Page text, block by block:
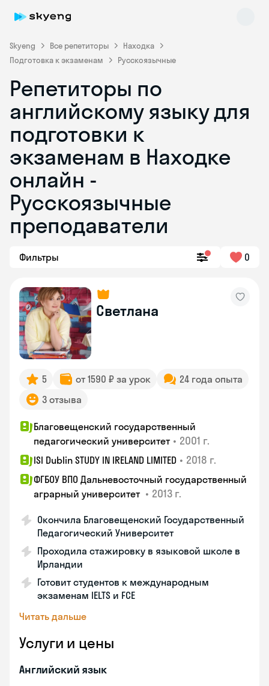
Skyeng Все репетиторы
Находка
Подготовка к экзаменам
Русскоязычные
Репетиторы по
английскому языку для
подготовки к
экзаменам в Находке
онлайн -
Русскоязычные
преподаватели
Фильтры 0
Светлана
5 от 1590 ₽ за урок
24 года опыта
3 отзыва
Благовещенский государственный
педагогический университет • 2001 г.
ISI Dublin STUDY IN IRELAND LIMITED • 2018 г.
ФГБОУ ВПО Дальневосточный государственный
аграрный университет • 2013 г.
Окончила Благовещенский Государственный
Педагогический Университет
Проходила стажировку в языковой школе в
Ирландии
Готовит студентов к международным
экзаменам IELTS и FCE
Читать дальше
Услуги и цены
Английский язык
Skyeng Chat